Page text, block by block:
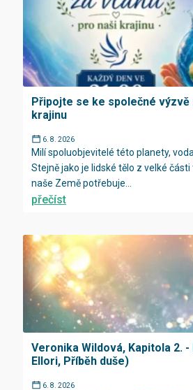
Připojte se ke společné výzvě
krajinu
6. 8. 2026
Milí spoluobjevitelé této planety,
Stejně jako je lidské tělo z velké
naše Země potřebuje...
přečíst
Veronika Wildová, Kapitola 2.
Ellori, Příběh duše)
6. 8. 2026